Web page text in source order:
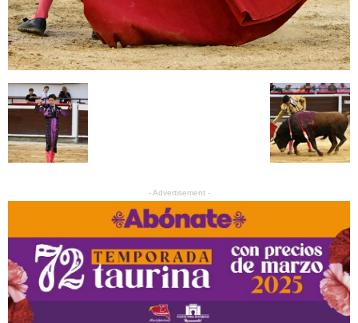
- Advertisement -